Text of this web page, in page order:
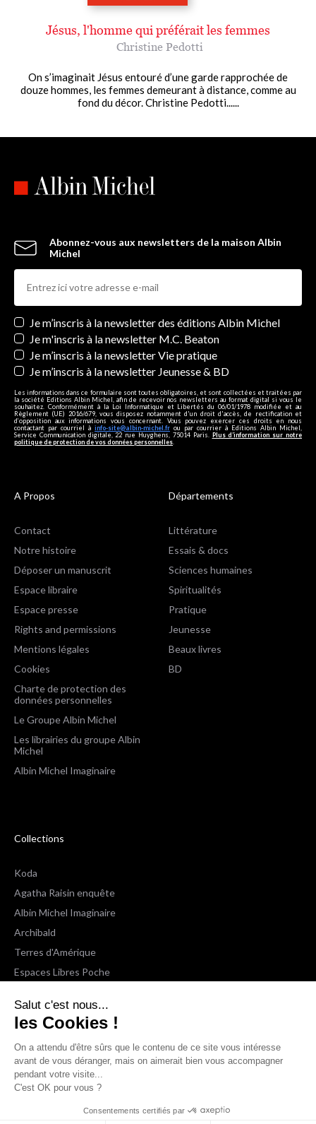
Salut c'est nous...
les Cookies !
On a attendu d'être sûrs que le contenu de ce site vous intéresse
avant de vous déranger, mais on aimerait bien vous accompagner
pendant votre visite...
C'est OK pour vous ?
Consentements certifiés par
Jésus, l'homme qui préférait les femmes
Christine Pedotti
On s’imaginait Jésus entouré d’une garde rapprochée de
douze hommes, les femmes demeurant à distance, comme au
fond du décor. Christine Pedotti......
Abonnez-vous aux newsletters de la maison Albin
Michel
Newsletters
Je m’inscris à la newsletter des éditions Albin Michel
Je m'inscris à la newsletter M.C. Beaton
Je m’inscris à la newsletter Vie pratique
Je m’inscris à la newsletter Jeunesse & BD
Les informations dans ce formulaire sont toutes obligatoires, et sont collectées et traitées par
la société Editions Albin Michel, afin de recevoir nos newsletters au format digital si vous le
souhaitez. Conformément à la Loi Informatique et Libertés du 06/01/1978 modifiée et au
Règlement (UE) 2016/679, vous disposez notamment d'un droit d'accès, de rectification et
d’opposition aux informations vous concernant. Vous pouvez exercer ces droits en nous
contactant par courriel à info-site@albin-michel.fr ou par courrier à Editions Albin Michel,
Service Communication digitale, 22 rue Huyghens, 75014 Paris. Plus d’information sur notre
politique de protection de vos données personnelles
A Propos
Contact
Notre histoire
Déposer un manuscrit
Espace libraire
Espace presse
Rights and permissions
Mentions légales
Cookies
Charte de protection des
données personnelles
Le Groupe Albin Michel
Les librairies du groupe Albin
Michel
Albin Michel Imaginaire
Départements
Littérature
Essais & docs
Sciences humaines
Spiritualités
Pratique
Jeunesse
Beaux livres
BD
Collections
Koda
Agatha Raisin enquête
Albin Michel Imaginaire
Archibald
Terres d'Amérique
Espaces Libres Poche
Wiz
Voir toutes les collections
Nous suivre